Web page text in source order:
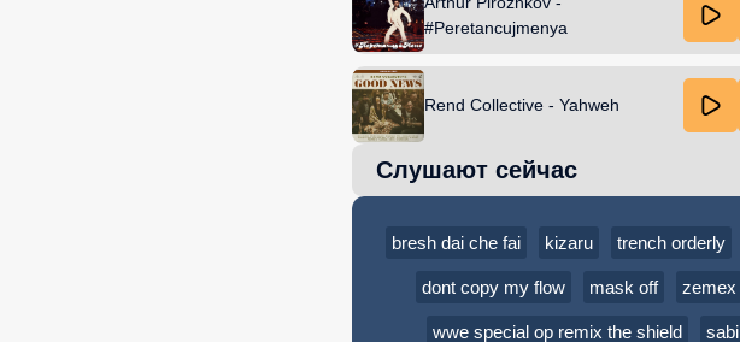
#Peretancujmenya
Rend Collective - Yahweh
Слушают сейчас
bresh dai che fai kizaru trench orderly
dont copy my flow mask off zemex
wwe special op remix the shield sabi